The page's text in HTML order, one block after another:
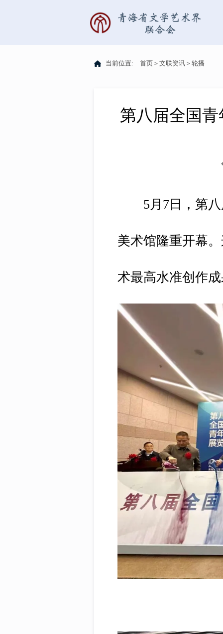
当前位置: 首页＞ 文联资讯＞ 轮播
第八届全国
5月7日，第
美术馆隆重开幕
术最高水准创作